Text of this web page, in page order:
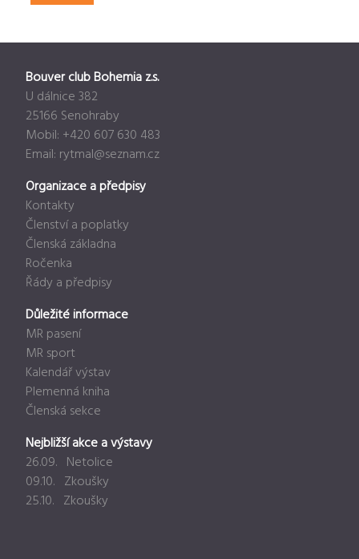
Bouver club Bohemia z.s.
U dálnice 382
25166 Senohraby
Mobil: +420 607 630 483
Email: rytmal@seznam.cz
Organizace a předpisy
Kontakty
Členství a poplatky
Členská základna
Ročenka
Řády a předpisy
Důležité informace
MR pasení
MR sport
Kalendář výstav
Plemenná kniha
Členská sekce
Nejbližší akce a výstavy
26.09. Netolice
09.10. Zkoušky
25.10. Zkoušky